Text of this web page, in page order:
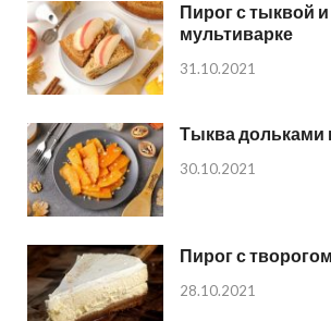
Пирог с тыквой
мультиварке
31.10.2021
Тыква дольками
30.10.2021
Пирог с
28.10.2021